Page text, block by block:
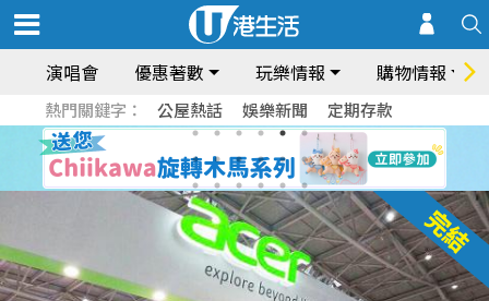
演唱會 優惠著數 玩樂情報 購物情報
熱門關鍵字： 公屋熱話 娛樂新聞 定期存款